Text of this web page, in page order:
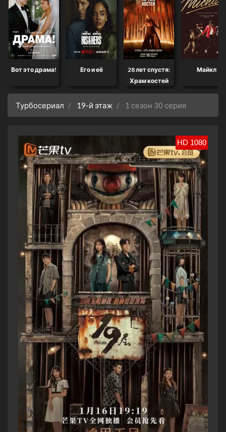
Вот это драма! Его и её
28 лет спустя:
Храм костей
Майкл
Турбосериал 19-й этаж 1 сезон 30 серия
HD 1080